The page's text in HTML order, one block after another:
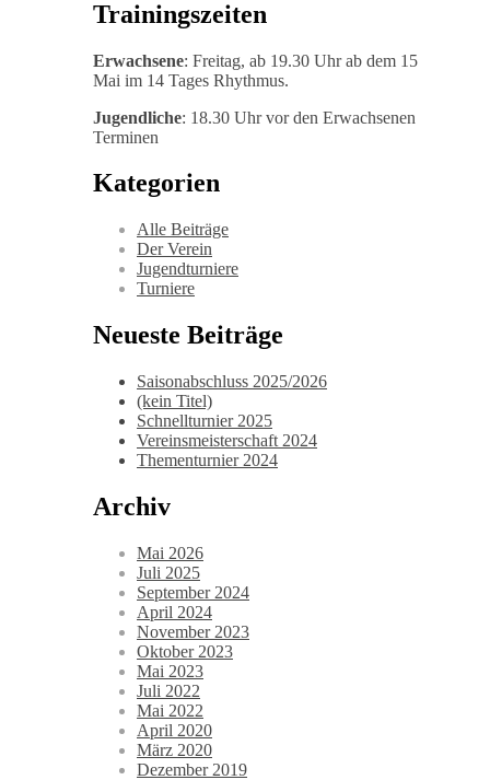
Trainingszeiten
Erwachsene: Freitag, ab 19.30 Uhr ab dem 15
Mai im 14 Tages Rhythmus.
Jugendliche: 18.30 Uhr vor den Erwachsenen
Terminen
Kategorien
Alle Beiträge
Der Verein
Jugendturniere
Turniere
Neueste Beiträge
Saisonabschluss 2025/2026
(kein Titel)
Schnellturnier 2025
Vereinsmeisterschaft 2024
Thementurnier 2024
Archiv
Mai 2026
Juli 2025
September 2024
April 2024
November 2023
Oktober 2023
Mai 2023
Juli 2022
Mai 2022
April 2020
März 2020
Dezember 2019